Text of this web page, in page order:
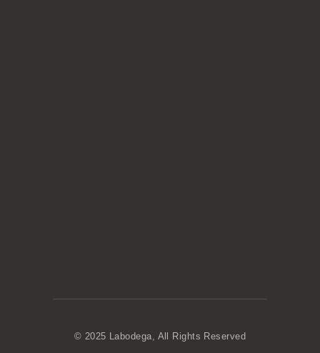
© 2025 Labodega, All Rights Reserved